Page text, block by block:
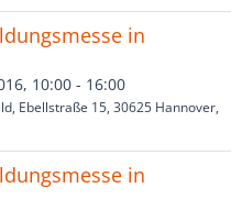
in
10:00 - 16:00
Ebellstraße 15, 30625 Hannover,
in